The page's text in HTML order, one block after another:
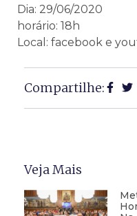
Dia: 29/06/2020
horário: 18h
Local: facebook e
Compartilhe:
Veja Mais